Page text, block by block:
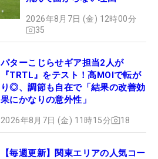
2026年8月7日 (金) 12時00分
35
パターこじらせギア担当2人が
『TRTL』をテスト！高MOIで転が
り◎、調節も自在で「結果の改善効
果にかなりの意外性」
2026年8月7日 (金) 11時15分 18
【毎週更新】関東エリアの人気コー